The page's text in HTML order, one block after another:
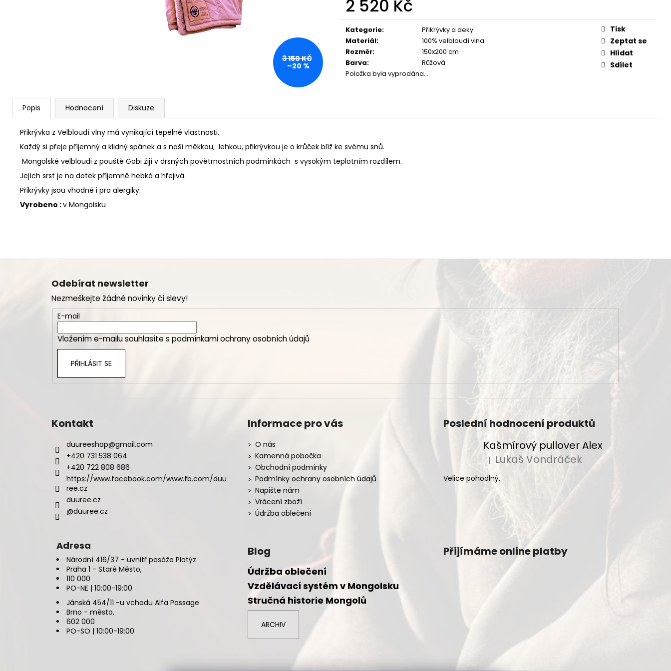
2 520 Kč
Měrná
cena:
Kategorie:
Přikrývky a deky
Materiál:
100% velbloudí vlna
Rozměr:
150x200 cm
Barva:
Růžová
Položka byla vyprodána…
Tisk
Zeptat se
Hlídat
Sdílet
3 150 KČ
–20 %
Popis Hodnocení Diskuze
Přikrývka z Velbloudí vlny má vynikající tepelné vlastnosti.
Každý si přeje příjemný a klidný spánek a s naší měkkou, lehkou, přikrývkou je o krůček blíž ke svému snů.
Mongolské velbloudi z pouště Gobi žijí v drsných povětrnostních podmínkách s vysokým teplotním rozdílem.
Jejích srst je na dotek příjemně hebká a hřejivá.
Přikrývky jsou vhodné i pro alergiky.
Vyrobeno :v Mongolsku
Z
Odebírat newsletter
Nezmeškejte žádné novinky či slevy!
E-mail
Vložením e-mailu souhlasíte s podmínkami ochrany osobních údajů
PŘIHLÁSIT SE
Kontakt
duureeshop@gmail.com
+420 731 538 064
+420 722 808 686
https://www.facebook.com/www.fb.com/duu
ree.cz
duuree.cz
@duuree.cz
Informace pro vás
O nás
Kamenná pobočka
Obchodní podmínky
Podmínky ochrany osobních údajů
Napište nám
Vrácení zboží
Údržba oblečení
Poslední hodnocení produktů
Kašmírový pullover Alex
Hodnocení produktu je 5 z 5 hvězdiček.
| Lukaš Vondráček
Velice pohodlný.
Adresa
Národní 416/37 - uvnitř pasáže Platýz
Praha 1 - Staré Město,
110 000
PO-NE | 10:00-19:00
Jánská 454/11 -u vchodu Alfa Passage
Brno - město,
602 000
PO-SO | 10:00-19:00
Blog
Údržba oblečení
Vzdělávací systém v Mongolsku
Stručná historie Mongolů
ARCHIV
Přijímáme online platby